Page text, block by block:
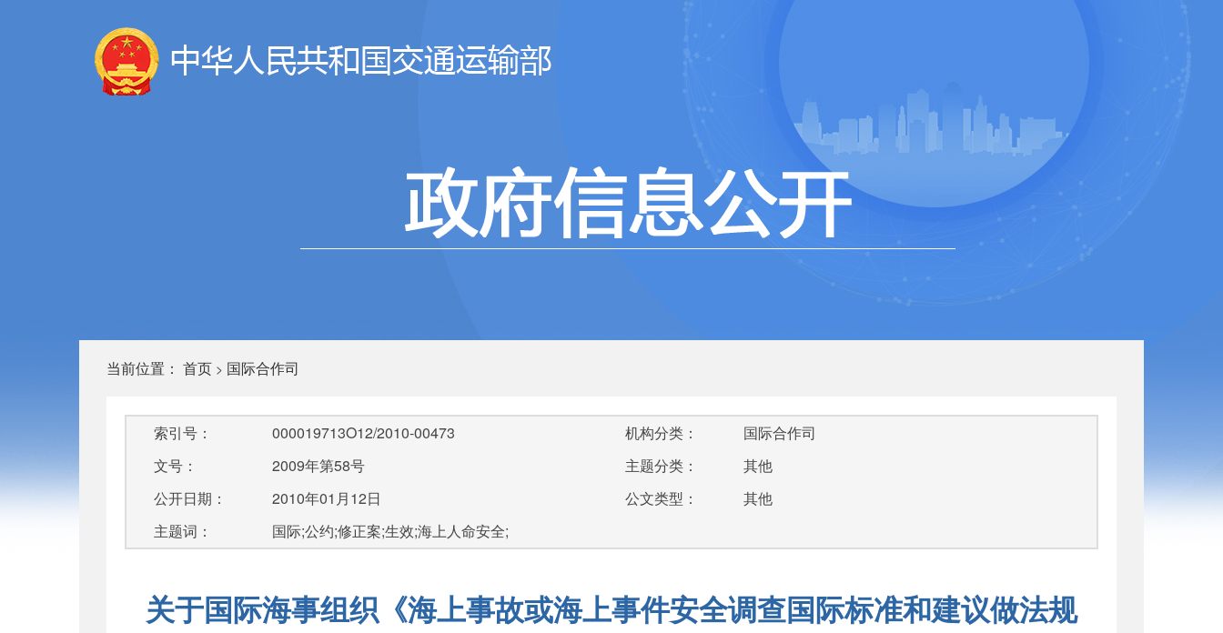
当前位置： 首页 > 国际合作司
索引号：
000019713O12/2010-00473
文号：
2009年第58号
公开日期：
2010年01月12日
主题词：
国际;公约;修正案;生效;海上人命安全;
机构分类：
国际合作司
主题分类：
其他
公文类型：
其他
关于国际海事组织《海上事故或海上事件安全调查国际标准和建议做法规